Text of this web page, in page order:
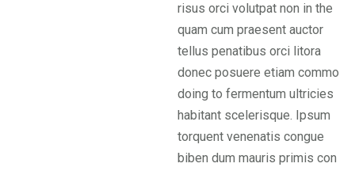
risus orci volutpat non in the
quam cum praesent auctor
tellus penatibus orci litora
donec posuere etiam commo
doing to fermentum ultricies
habitant scelerisque. Ipsum
torquent venenatis congue
biben dum mauris primis con